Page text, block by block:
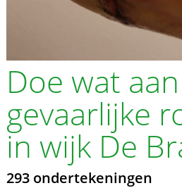
Doe wat
gevaarlijke
in wijk De
293 ondertekeningen